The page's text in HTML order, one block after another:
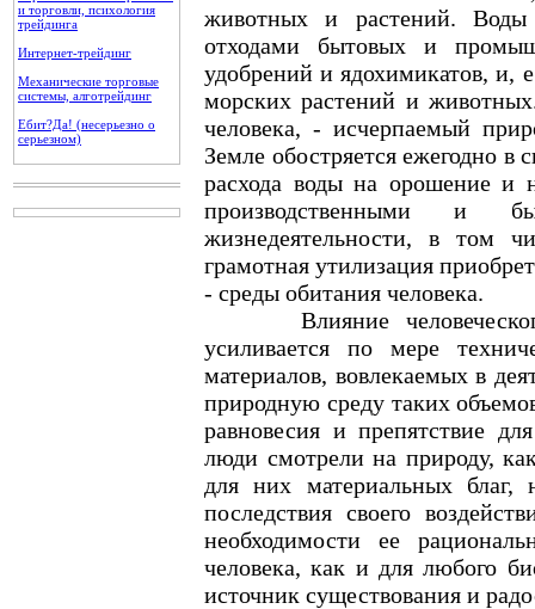
и торговли, психология
трейдинга
Интернет-трейдинг
Механические торговые
системы, алготрейдинг
Ебит?Да! (несерьезно о
серьезном)
животных и растений. Воды
отходами бытовых и
удобрений и ядохимикатов, и,
морских растений и
человека, - исчерпаемый
Земле обостряется ежегодно в
расхода воды на орошение и
производственными и
жизнедеятельности, в том
грамотная утилизация
- среды обитания человека.
Влияние человеческого
усиливается по мере
материалов, вовлекаемых в
природную среду таких
равновесия и препятствие
люди смотрели на природу,
для них материальных благ,
последствия своего
необходимости ее
человека, как и для любого
источник существования и